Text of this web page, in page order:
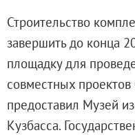
Дворцы и
Корпус
Строительство
завершить до конца
площадку для
совместных
предоставил Музей
Кузбасса.